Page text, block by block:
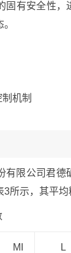
固有安全性，
机制
有限公司君德
所示，其平均
MI
L